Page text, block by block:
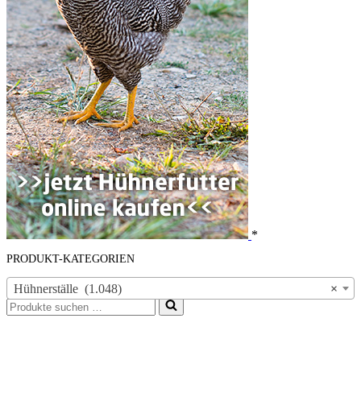
*
PRODUKT-KATEGORIEN
×
Hühnerställe (1.048)
Suchen
nach …